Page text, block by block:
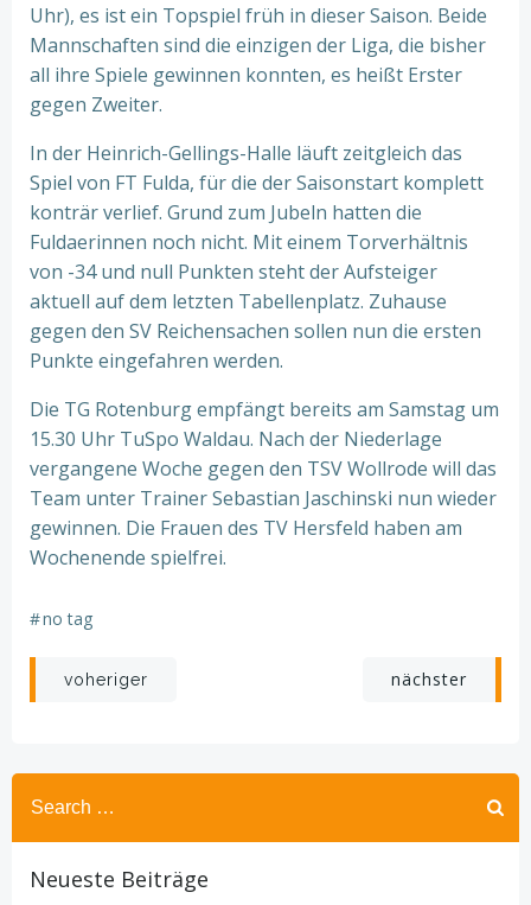
Uhr), es ist ein Topspiel früh in dieser Saison. Beide
Mannschaften sind die einzigen der Liga, die bisher
all ihre Spiele gewinnen konnten, es heißt Erster
gegen Zweiter.
In der Heinrich-Gellings-Halle läuft zeitgleich das
Spiel von FT Fulda, für die der Saisonstart komplett
konträr verlief. Grund zum Jubeln hatten die
Fuldaerinnen noch nicht. Mit einem Torverhältnis
von -34 und null Punkten steht der Aufsteiger
aktuell auf dem letzten Tabellenplatz. Zuhause
gegen den SV Reichensachen sollen nun die ersten
Punkte eingefahren werden.
Die TG Rotenburg empfängt bereits am Samstag um
15.30 Uhr TuSpo Waldau. Nach der Niederlage
vergangene Woche gegen den TSV Wollrode will das
Team unter Trainer Sebastian Jaschinski nun wieder
gewinnen. Die Frauen des TV Hersfeld haben am
Wochenende spielfrei.
#no tag
Beitragsnavigation
voheriger nächster
Search
for:
Neueste Beiträge